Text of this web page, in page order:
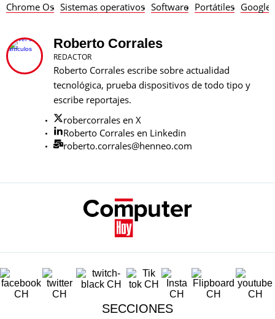
Chrome Os Sistemas operativos Software Portátiles Google
Roberto Corrales
REDACTOR
Roberto Corrales escribe sobre actualidad
tecnológica, prueba dispositivos de todo tipo y
escribe reportajes.
robercorrales en X
Roberto Corrales en Linkedin
roberto.corrales@henneo.com
SECCIONES
Móviles Dispositivos